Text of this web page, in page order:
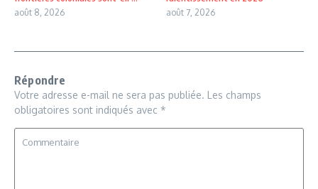
août 8, 2026 août 7, 2026
Répondre
Votre adresse e-mail ne sera pas publiée. Les champs
obligatoires sont indiqués avec *